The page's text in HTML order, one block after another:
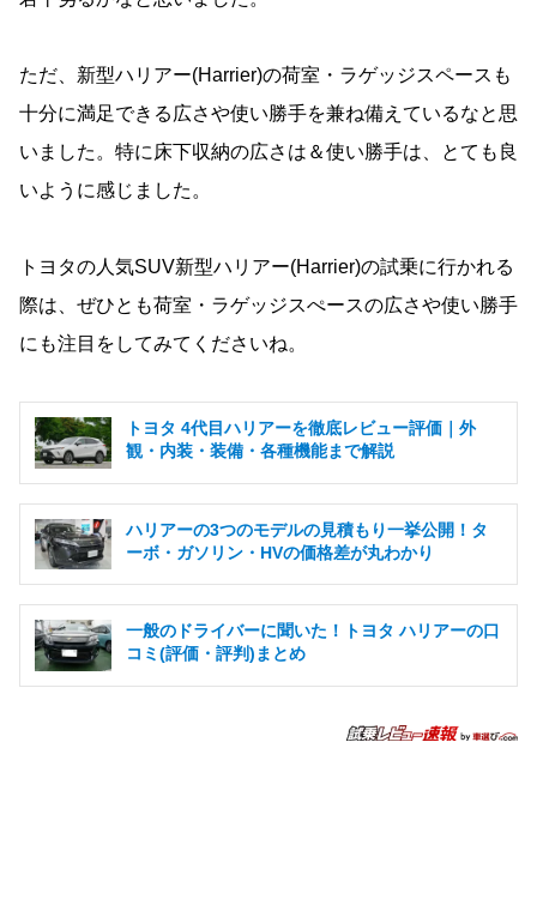
ただ、新型ハリアー(Harrier)の荷室・ラゲッジスペースも
十分に満足できる広さや使い勝手を兼ね備えているなと思
いました。特に床下収納の広さは＆使い勝手は、とても良
いように感じました。
トヨタの人気SUV新型ハリアー(Harrier)の試乗に行かれる
際は、ぜひとも荷室・ラゲッジスぺースの広さや使い勝手
にも注目をしてみてくださいね。
トヨタ 4代目ハリアーを徹底レビュー評価｜外
観・内装・装備・各種機能まで解説
ハリアーの3つのモデルの見積もり一挙公開！タ
ーボ・ガソリン・HVの価格差が丸わかり
一般のドライバーに聞いた！トヨタ ハリアーの口
コミ(評価・評判)まとめ